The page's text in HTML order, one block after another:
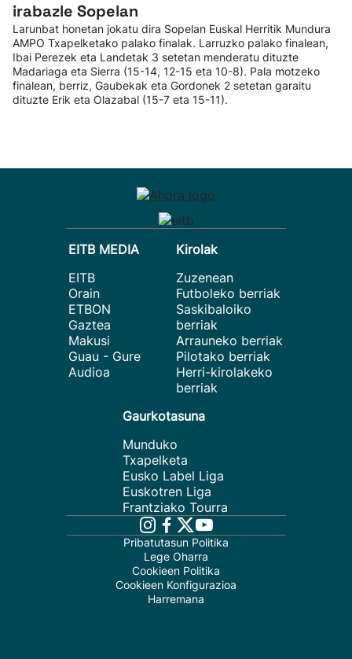
irabazle Sopelan
Larunbat honetan jokatu dira Sopelan Euskal Herritik Mundura
AMPO Txapelketako palako finalak. Larruzko palako finalean,
Ibai Perezek eta Landetak 3 setetan menderatu dituzte
Madariaga eta Sierra (15-14, 12-15 eta 10-8). Pala motzeko
finalean, berriz, Gaubekak eta Gordonek 2 setetan garaitu
dituzte Erik eta Olazabal (15-7 eta 15-11).
EITB MEDIA
EITB
Orain
ETBON
Gaztea
Makusi
Guau - Gure
Audioa
Kirolak
Zuzenean
Futboleko berriak
Saskibaloiko
berriak
Arrauneko berriak
Pilotako berriak
Herri-kirolakeko
berriak
Gaurkotasuna
Munduko
Txapelketa
Eusko Label Liga
Euskotren Liga
Frantziako Tourra
Pribatutasun Politika
Lege Oharra
Cookieen Politika
Cookieen Konfigurazioa
Harremana